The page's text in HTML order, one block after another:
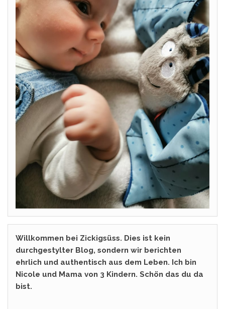
Willkommen bei Zickigsüss. Dies ist kein
durchgestylter Blog, sondern wir berichten
ehrlich und authentisch aus dem Leben. Ich bin
Nicole und Mama von 3 Kindern. Schön das du da
bist.